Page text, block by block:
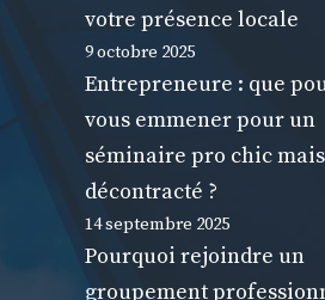
votre présence locale
9 octobre 2025
Entrepreneure : que
vous emmener pour un
séminaire pro chic mais
décontracté ?
14 septembre 2025
Pourquoi rejoindre un
groupement